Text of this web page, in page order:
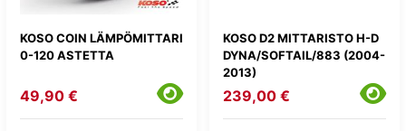
KOSO COIN LÄMPÖMITTARI
0-120 ASTETTA
49,90 €
KOSO D2 MITTARISTO H-D
DYNA/SOFTAIL/883 (2004-
2013)
239,00 €